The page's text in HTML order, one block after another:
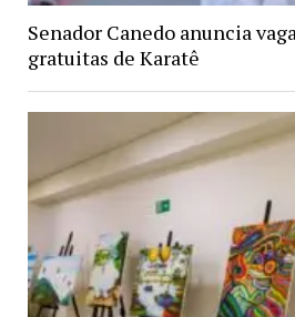
Senador Canedo anuncia
gratuitas de Karatê